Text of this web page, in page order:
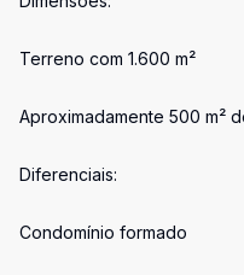
Terreno com 1.600 m²
Aproximadamente 500 m²
Diferenciais:
Condomínio formado